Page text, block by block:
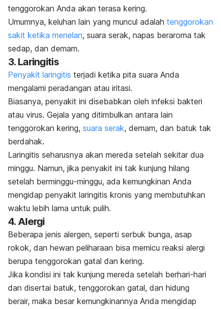
tenggorokan Anda akan terasa kering.
Umumnya, keluhan lain yang muncul adalah tenggorokan
sakit ketika menelan, suara serak, napas beraroma tak
sedap, dan demam.
3. Laringitis
Penyakit laringitis terjadi ketika pita suara Anda
mengalami peradangan atau iritasi.
Biasanya, penyakit ini disebabkan oleh infeksi bakteri
atau virus. Gejala yang ditimbulkan antara lain
tenggorokan kering, suara serak, demam, dan batuk tak
berdahak.
Laringitis seharusnya akan mereda setelah sekitar dua
minggu. Namun, jika penyakit ini tak kunjung hilang
setelah berminggu-minggu, ada kemungkinan Anda
mengidap penyakit laringitis kronis yang membutuhkan
waktu lebih lama untuk pulih.
4. Alergi
Beberapa jenis alergen, seperti serbuk bunga, asap
rokok, dan hewan peliharaan bisa memicu reaksi alergi
berupa tenggorokan gatal dan kering.
Jika kondisi ini tak kunjung mereda setelah berhari-hari
dan disertai batuk, tenggorokan gatal, dan hidung
berair, maka besar kemungkinannya Anda mengidap